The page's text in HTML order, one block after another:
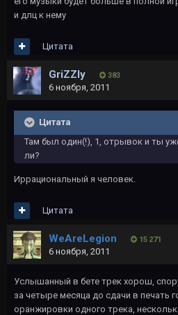
и длц к нему
Цитата
GriZZly 383
6 ноября, 2011
Цитата
Там был один(!), 1, отрывок и ты
ли?
Иррациональный я человек.
Цитата
WeAreLegion 15 271
6 ноября, 2011
Услышанный в бете трек хорош,
за четыре месяца до сдачи в печать
оранжировки одного трека,